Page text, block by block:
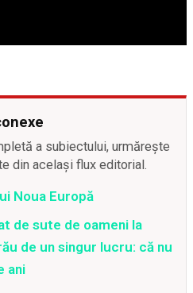
a subiectului, urmărește
din același flux editorial.
Noua Europă
de sute de oameni la
de un singur lucru: că nu
ani